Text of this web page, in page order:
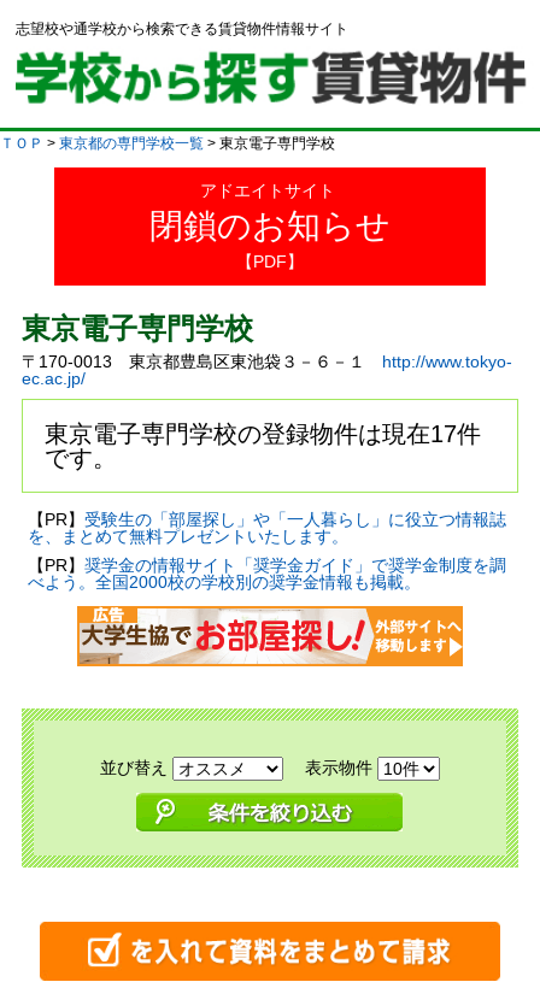
志望校や通学校から検索できる賃貸物件情報サイト
ＴＯＰ > 東京都の専門学校一覧 > 東京電子専門学校
アドエイトサイト
閉鎖のお知らせ
【PDF】
東京電子専門学校
〒170-0013 東京都豊島区東池袋３－６－１ http://www.tokyo-
ec.ac.jp/
東京電子専門学校の登録物件は現在17件
です。
【PR】 受験生の「部屋探し」や「一人暮らし」に役立つ情報誌
を、まとめて無料プレゼントいたします。
【PR】 奨学金の情報サイト「奨学金ガイド」で奨学金制度を調
べよう。全国2000校の学校別の奨学金情報も掲載。
並び替え 表示物件